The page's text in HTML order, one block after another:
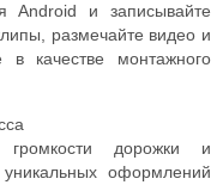
Android и записывайте
размечайте видео и
в качестве монтажного
громкости дорожки и
оформлений